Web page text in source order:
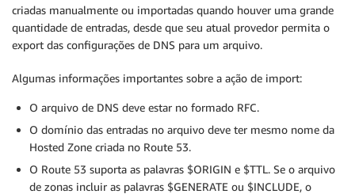
criadas manualmente ou importadas quando houver uma grande
quantidade de entradas, desde que seu atual provedor permita o
export das configurações de DNS para um arquivo.
Algumas informações importantes sobre a ação de import:
O arquivo de DNS deve estar no formado RFC.
O domínio das entradas no arquivo deve ter mesmo nome da
Hosted Zone criada no Route 53.
O Route 53 suporta as palavras $ORIGIN e $TTL. Se o arquivo
de zonas incluir as palavras $GENERATE ou $INCLUDE, o